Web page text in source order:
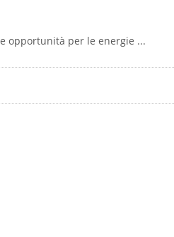
opportunità per le energie ...